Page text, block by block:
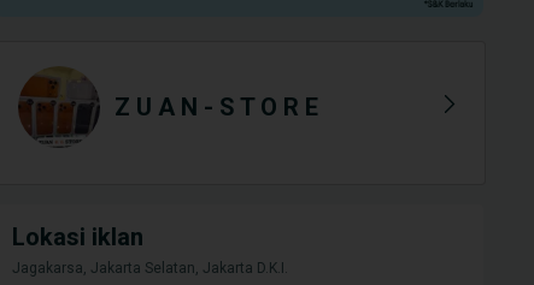
Z U A N - S T O R E
Lokasi iklan
Jagakarsa, Jakarta Selatan, Jakarta D.K.I.